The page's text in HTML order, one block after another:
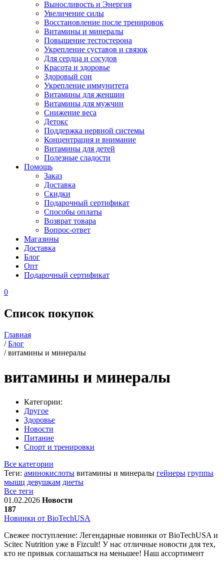
Выносливость и Энергия
Увеличение силы
Восстановление после тренировок
Витамины и минералы
Повышение тестостерона
Укрепление суставов и связок
Для сердца и сосудов
Красота и здоровье
Здоровый сон
Укрепление иммунитета
Витамины для женщин
Витамины для мужчин
Снижение веса
Детокс
Поддержка нервной системы
Концентрация и внимание
Витамины для детей
Полезные сладости
Помощь
Заказ
Доставка
Скидки
Подарочный сертификат
Способы оплаты
Возврат товара
Вопрос-ответ
Магазины
Доставка
Блог
Опт
Подарочный сертификат
0
Список покупок
Главная
/ Блог
/ витамины и минералы
витамины и минералы
Категории:
Другое
Здоровье
Новости
Питание
Спорт и тренировки
Все категории
Теги: аминокислоты витамины и минералы гейнеры группы
мышц девушкам диеты
Все теги
01.02.2026 Новости
187
Новинки от BioTechUSA
Свежее поступление: Легендарные новинки от BioTechUSA и
Scitec Nutrition уже в Fizcult! У нас отличные новости для тех,
кто не привык соглашаться на меньшее! Наш ассортимент